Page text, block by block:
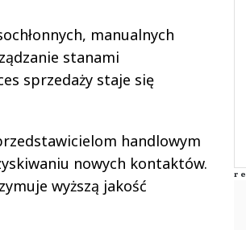
manualnych
stanami
sprzedaży staje się
handlowym
nowych kontaktów.
wyższą jakość